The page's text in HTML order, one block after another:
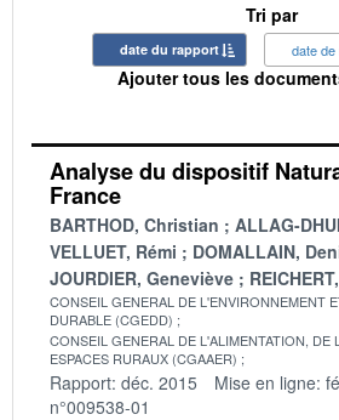
Tri par
date du rapport date de
Ajouter tous les
Analyse du dispositif
France
BARTHOD, Christian
ALLAG-
VELLUET, Rémi
DOMALLAIN,
JOURDIER, Geneviève
CONSEIL GENERAL DE L'ENVIRONNEMENT
DURABLE (CGEDD)
CONSEIL GENERAL DE L'ALIMENTATION, DE
ESPACES RURAUX (CGAAER)
Rapport: déc. 2015 Mise en ligne:
n°009538-01